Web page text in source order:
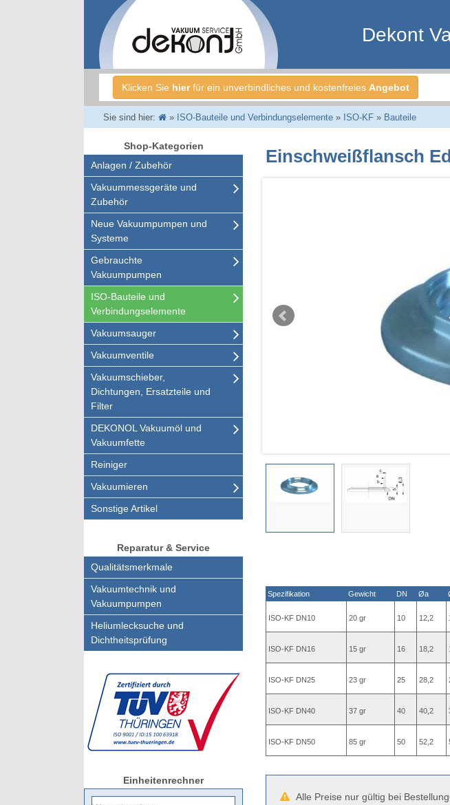
Dekont
Klicken Sie hierfür ein unverbindliches und kostenfreies Angebot
Sie sind hier: » ISO-Bauteile und Verbindungselemente» ISO-KF» Bauteile
Shop-Kategorien
Anlagen / Zubehör
Vakuummessgeräte und
Zubehör
Neue Vakuumpumpen und
Systeme
Gebrauchte
Vakuumpumpen
ISO-Bauteile und
Verbindungselemente
Vakuumsauger
Vakuumventile
Vakuumschieber,
Dichtungen, Ersatzteile und
Filter
DEKONOL Vakuumöl und
Vakuumfette
Reiniger
Vakuumieren
Sonstige Artikel
Reparatur & Service
Qualitätsmerkmale
Vakuumtechnik und
Vakuumpumpen
Heliumlecksuche und
Dichtheitsprüfung
Einheitenrechner
Einschweißflansch
Spezifikation Gewicht DN Øa
ISO-KF DN10 20 gr 10 12,2
ISO-KF DN16 15 gr 16 18,2
ISO-KF DN25 23 gr 25 28,2
ISO-KF DN40 37 gr 40 40,2
ISO-KF DN50 85 gr 50 52,2
Alle Preise nur gültig bei